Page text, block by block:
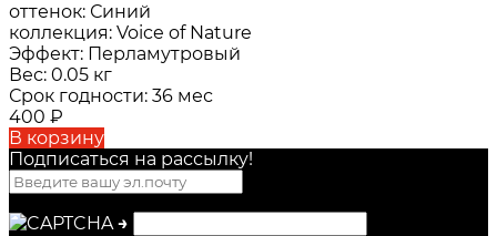
оттенок: Синий
коллекция: Voice of Nature
Эффект: Перламутровый
Вес: 0.05 кг
Срок годности: 36 мес
400 ₽
В корзину
Подписаться на рассылкy!
→